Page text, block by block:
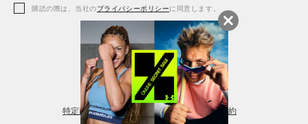
アクセサリー
レギンス＆タイツ
シューズ
購読の際は、当社のプライバシーポリシーに同意します。
特定商取引法に基づく通販の表記 会員規約